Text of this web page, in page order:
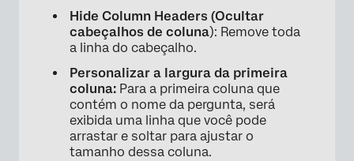
Hide Column Headers (Ocultar
cabeçalhos de coluna): Remove toda
a linha do cabeçalho.
Personalizar a largura da primeira
coluna: Para a primeira coluna que
contém o nome da pergunta, será
exibida uma linha que você pode
arrastar e soltar para ajustar o
tamanho dessa coluna.